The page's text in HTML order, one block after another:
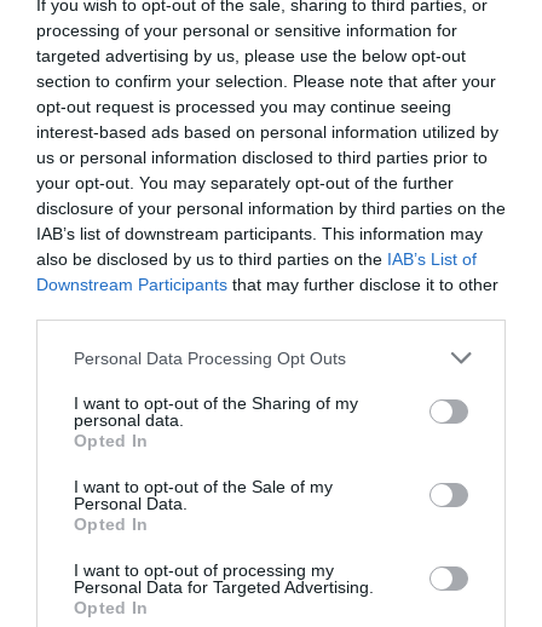
If you wish to opt-out of the sale, sharing to third parties, or
processing of your personal or sensitive information for
targeted advertising by us, please use the below opt-out
section to confirm your selection. Please note that after your
opt-out request is processed you may continue seeing
interest-based ads based on personal information utilized by
us or personal information disclosed to third parties prior to
your opt-out. You may separately opt-out of the further
disclosure of your personal information by third parties on the
IAB’s list of downstream participants. This information may
also be disclosed by us to third parties on the IAB’s List of
Downstream Participants that may further disclose it to other
Please note that this website/app uses one or more Google
not limited to your visit or usage behaviour. You may click to
grant or deny consent to Google and its third-party tags to
use your data for below specified purposes in below Google
consent section.
Personal Data Processing Opt Outs
I want to opt-out of the Sharing of my
personal data.
Opted In
I want to opt-out of the Sale of my
Personal Data.
Opted In
I want to opt-out of processing my
Personal Data for Targeted Advertising.
Opted In
Για την αγορά κάθε εισιτηρίου είναι
υποχρεωτική η καταχώρηση του ονόματος και
του αριθμού ΑΜΚΑ κάθε φιλάθλου.
Οι κάτοχοι καρτών διαρκείας θα εισέρχονται
στο γήπεδο με την επίδειξη της κάρτας τους.
Οι τιμές των εισιτηρίων ανά θύρα έχουν ως εξής:
ΤΙΜΗ
1Β, 5Γ, 8Β, 12Β
45€
1Α, 5Β, 8Α, 12Α
60€
Η ΠΑΕ Παναθηναϊκός στο πλαίσιο του αγώνα με την
ΑΕΚ λόγω της τεράστιας ζήτησης και των ειδικών
μέτρων που θα ισχύσουν, επισημαίνει στους
Παιδιά οποιασδήποτε ηλικίας θα πρέπει να